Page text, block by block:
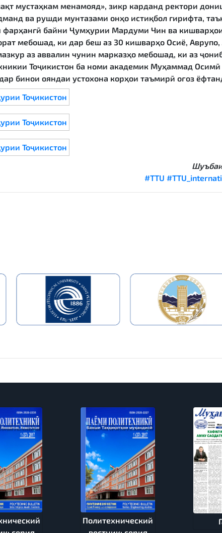
мустаҳкам менамояд», зикр карданд ректори
ва рушди мунтазами онҳо истиқбол гирифта,
байни Ҷумҳурии Мардуми Чин ва
мебошад, ки дар беш аз 30 кишварҳо Осиё,
аз аввалин чунин марказҳо мебошад, ки аз
Тоҷикистон ба номи академик Муҳаммад
бинои ояндаи устохона корҳои таъмирӣ оғоз
#TTU
Политехнический